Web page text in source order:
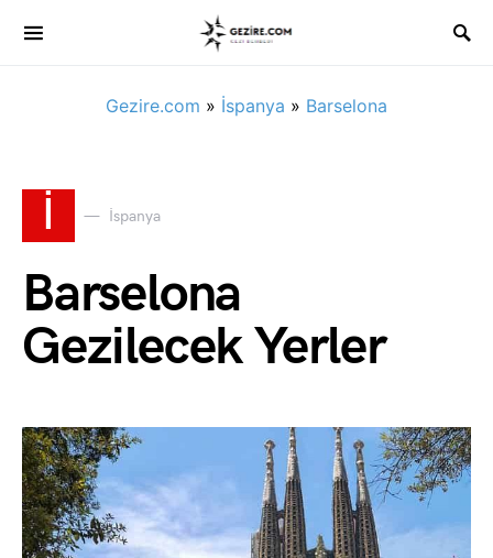
Gezire.com » İspanya » Barselona
İ İspanya
Barselona
Gezilecek Yerler